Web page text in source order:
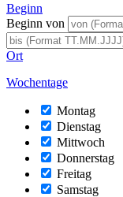
Beginn
Beginn von
Ort
Wochentage
Montag
Dienstag
Mittwoch
Donnerstag
Freitag
Samstag